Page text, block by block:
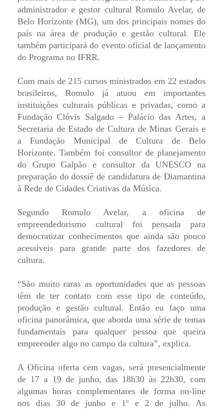
administrador e gestor cultural Romulo Avelar, de
Belo Horizonte (MG), um dos principais nomes do
país na área de produção e gestão cultural. Ele
também participará do evento oficial de lançamento
do Programa no IFRR.
Com mais de 215 cursos ministrados em 22 estados
brasileiros, Romulo já atuou em importantes
instituições culturais públicas e privadas, como a
Fundação Clóvis Salgado – Palácio das Artes, a
Secretaria de Estado de Cultura de Minas Gerais e
a Fundação Municipal de Cultura de Belo
Horizonte. Também foi consultor de planejamento
do Grupo Galpão e consultor da UNESCO na
preparação do dossiê de candidatura de Diamantina
à Rede de Cidades Criativas da Música.
Segundo Romulo Avelar, a oficina de
empreendedorismo cultural foi pensada para
democratizar conhecimentos que ainda são pouco
acessíveis para grande parte dos fazedores de
cultura.
“São muito raras as oportunidades que as pessoas
têm de ter contato com esse tipo de conteúdo,
produção e gestão cultural. Então eu faço uma
oficina panorâmica, que aborda uma série de temas
fundamentais para qualquer pessoa que queira
empreender algo no campo da cultura”, explica.
A Oficina oferta cem vagas, será presencialmente
de 17 a 19 de junho, das 18h30 às 22h30, com
algumas horas complementares de forma on-line
nos dias 30 de junho e 1º e 2 de julho. As